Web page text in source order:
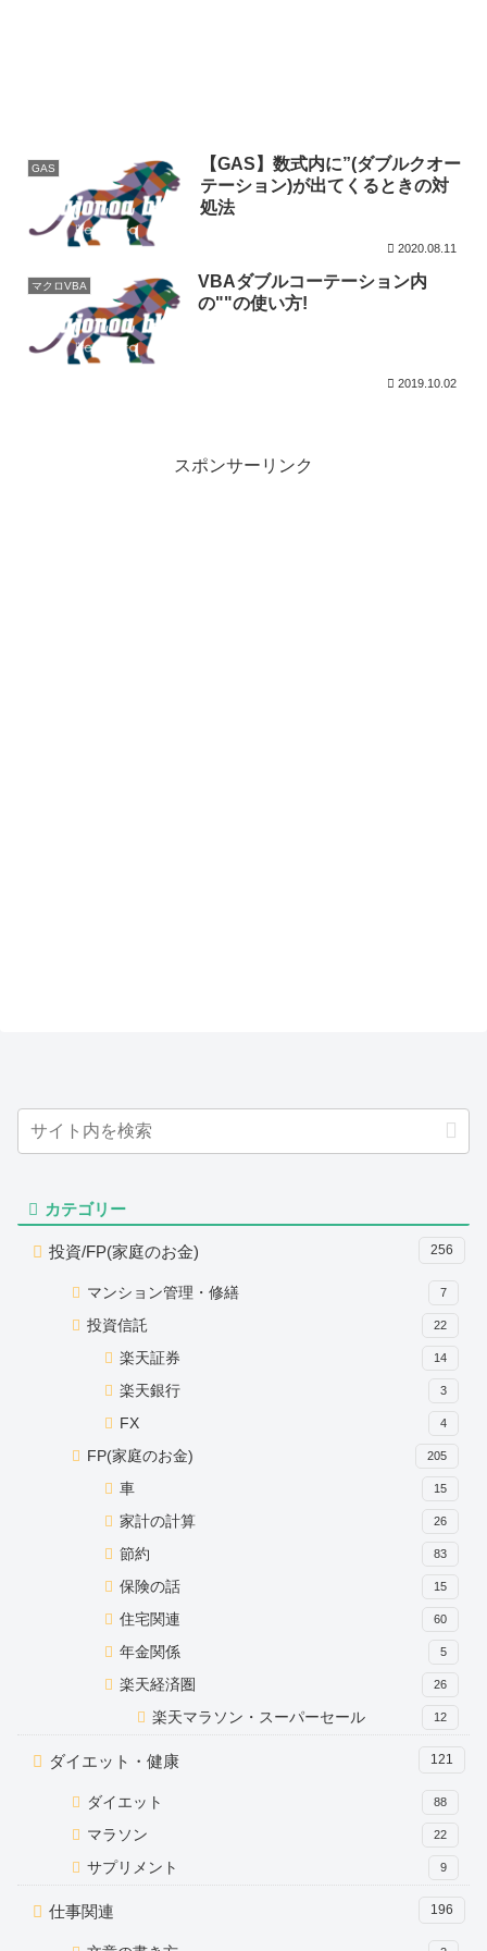
GAS
【GAS】数式内に”(ダブルクオー
テーション)が出てくるときの対
処法
2020.08.11
マクロVBA
VBAダブルコーテーション内
の""の使い方!
2019.10.02
スポンサーリンク
カテゴリー
投資/FP(家庭のお金) 256
マンション管理・修繕 7
投資信託 22
楽天証券 14
楽天銀行 3
FX 4
FP(家庭のお金) 205
車 15
家計の計算 26
節約 83
保険の話 15
住宅関連 60
年金関係 5
楽天経済圏 26
楽天マラソン・スーパーセール 12
ダイエット・健康 121
ダイエット 88
マラソン 22
サプリメント 9
仕事関連 196